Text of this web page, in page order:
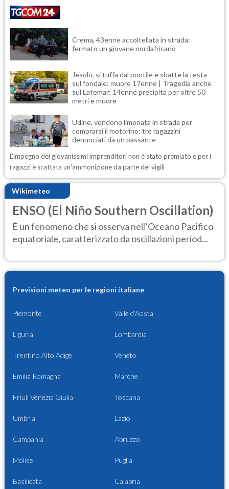
Crema, 43enne accoltellata in strada:
fermato un giovane nordafricano
Jesolo, si tuffa dal pontile e sbatte la testa
sul fondale: muore 17enne | Tragedia anche
sul Latemar: 14enne precipita per oltre 50
metri e muore
Udine, vendono limonata in strada per
comprarsi il motorino: tre ragazzini
denunciati da un passante
L'impegno dei giovanissimi imprenditori non è stato premiato e per i
ragazzi è scattata un'ammonizione da parte dei vigili
Wikimeteo
ENSO (El Niño Southern Oscillation)
È un fenomeno che si osserva nell’Oceano Pacifico
equatoriale, caratterizzato da oscillazioni period...
Previsioni meteo per le regioni italiane
Piemonte Valle d'Aosta
Liguria Lombardia
Trentino Alto Adige Veneto
Emilia Romagna Marche
Friuli Venezia Giulia Toscana
Umbria Lazio
Campania Abruzzo
Molise Puglia
Basilicata Calabria